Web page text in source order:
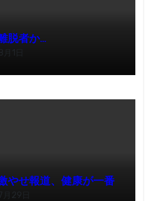
脱者か…
1日
やせ報道、健康が一番
29日